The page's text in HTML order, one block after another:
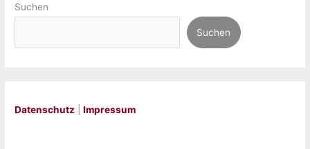
Suchen
Suchen
Datenschutz |Impressum